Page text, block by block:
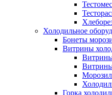
Холодильное
Бонеты
Витрины
Горка